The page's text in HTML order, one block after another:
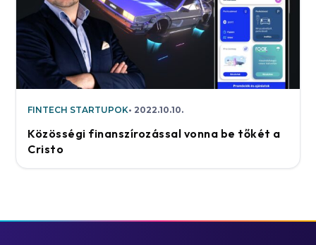
FINTECH STARTUPOK 2022.10.10.
Közösségi finanszírozással vonna be tőkét a
Cristo